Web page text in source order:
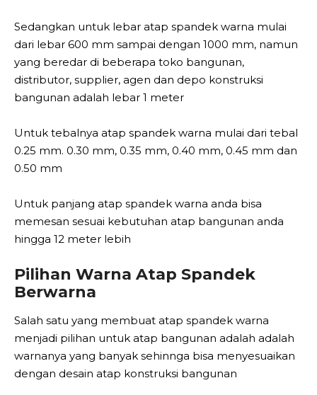
Sedangkan untuk lebar atap spandek warna mulai
dari lebar 600 mm sampai dengan 1000 mm, namun
yang beredar di beberapa toko bangunan,
distributor, supplier, agen dan depo konstruksi
bangunan adalah lebar 1 meter
Untuk tebalnya atap spandek warna mulai dari tebal
0.25 mm. 0.30 mm, 0.35 mm, 0.40 mm, 0.45 mm dan
0.50 mm
Untuk panjang atap spandek warna anda bisa
memesan sesuai kebutuhan atap bangunan anda
hingga 12 meter lebih
Pilihan Warna Atap Spandek
Berwarna
Salah satu yang membuat atap spandek warna
menjadi pilihan untuk atap bangunan adalah adalah
warnanya yang banyak sehinnga bisa menyesuaikan
dengan desain atap konstruksi bangunan